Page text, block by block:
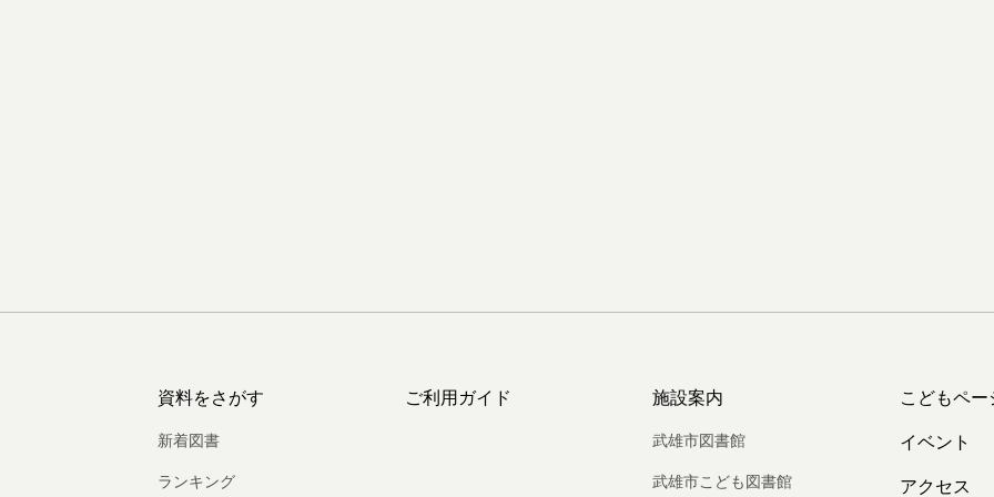
資料をさがす
新着図書
ランキング
ご利用ガイド 施設案内
武雄市図書館
武雄市こども図書館
こどもペー
イベント
アクセス